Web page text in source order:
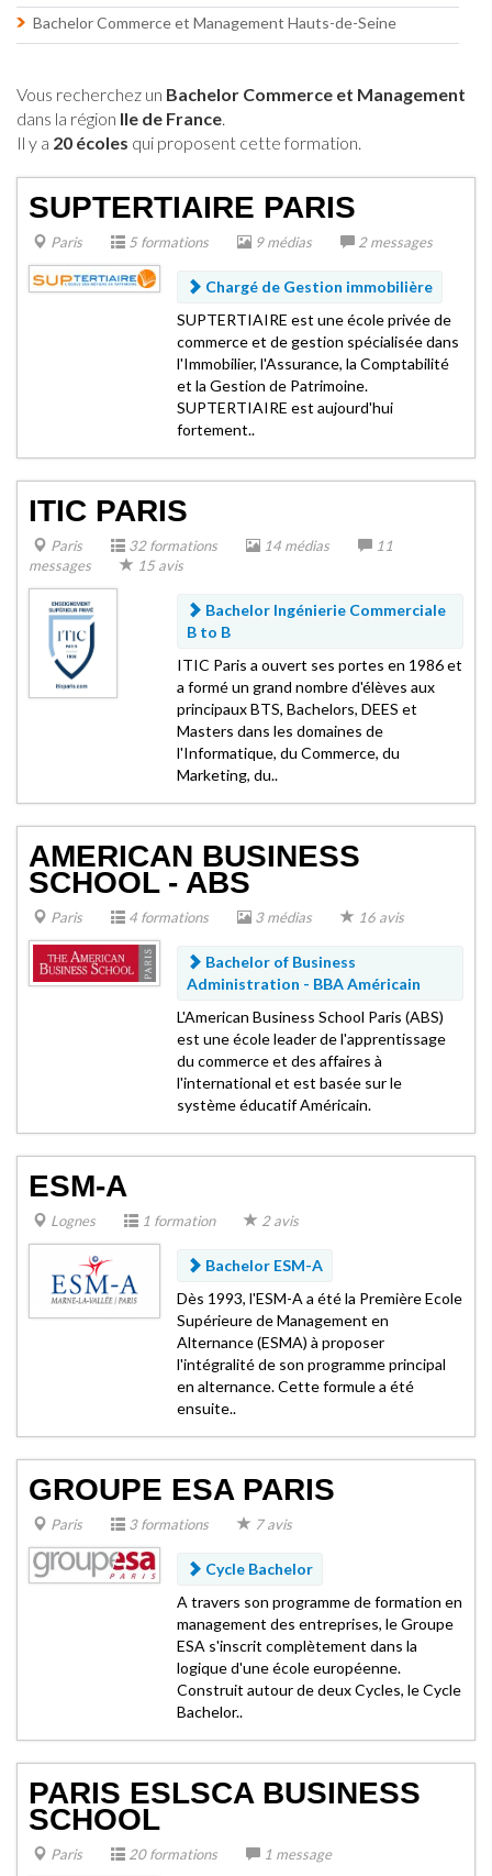
Bachelor Commerce et Management Hauts-de-Seine
Vous recherchez un Bachelor Commerce et Management
dans la région Ile de France.
Il y a 20 écoles qui proposent cette formation.
SUPTERTIAIRE PARIS
Paris 5 formations 9 médias 2 messages
Chargé de Gestion immobilière
SUPTERTIAIRE est une école privée de
commerce et de gestion spécialisée dans
l'Immobilier, l'Assurance, la Comptabilité
et la Gestion de Patrimoine.
SUPTERTIAIRE est aujourd'hui
fortement..
ITIC PARIS
Paris 32 formations 14 médias
11
messages
15 avis
Bachelor Ingénierie Commerciale
B to B
ITIC Paris a ouvert ses portes en 1986 et
a formé un grand nombre d'élèves aux
principaux BTS, Bachelors, DEES et
Masters dans les domaines de
l'Informatique, du Commerce, du
Marketing, du..
AMERICAN BUSINESS
SCHOOL - ABS
Paris 4 formations 3 médias 16 avis
Bachelor of Business
Administration - BBA Américain
L'American Business School Paris (ABS)
est une école leader de l'apprentissage
du commerce et des affaires à
l'international et est basée sur le
système éducatif Américain.
ESM-A
Lognes 1 formation 2 avis
Bachelor ESM-A
Dès 1993, l'ESM-A a été la Première Ecole
Supérieure de Management en
Alternance (ESMA) à proposer
l'intégralité de son programme principal
en alternance. Cette formule a été
ensuite..
GROUPE ESA PARIS
Paris 3 formations 7 avis
Cycle Bachelor
A travers son programme de formation en
management des entreprises, le Groupe
ESA s'inscrit complètement dans la
logique d'une école européenne.
Construit autour de deux Cycles, le Cycle
Bachelor..
PARIS ESLSCA BUSINESS
SCHOOL
Paris 20 formations 1 message